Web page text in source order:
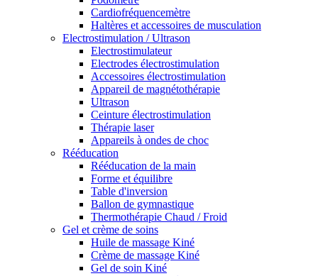
Cardiofréquencemètre
Haltères et accessoires de musculation
Electrostimulation / Ultrason
Electrostimulateur
Electrodes électrostimulation
Accessoires électrostimulation
Appareil de magnétothérapie
Ultrason
Ceinture électrostimulation
Thérapie laser
Appareils à ondes de choc
Rééducation
Rééducation de la main
Forme et équilibre
Table d'inversion
Ballon de gymnastique
Thermothérapie Chaud / Froid
Gel et crème de soins
Huile de massage Kiné
Crème de massage Kiné
Gel de soin Kiné